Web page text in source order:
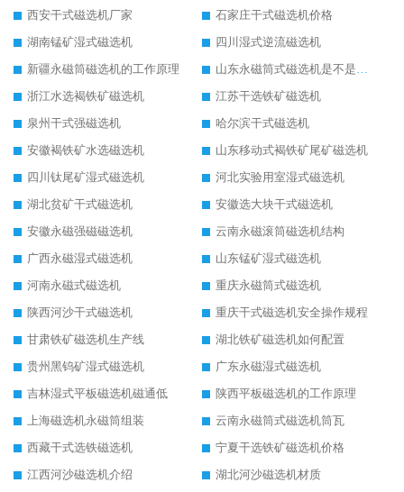
西安干式磁选机厂家
石家庄干式磁选机价格
湖南锰矿湿式磁选机
四川湿式逆流磁选机
新疆永磁筒磁选机的工作原理
山东永磁筒式磁选机是不是强磁
浙江水选褐铁矿磁选机
江苏干选铁矿磁选机
泉州干式强磁选机
哈尔滨干式磁选机
安徽褐铁矿水选磁选机
山东移动式褐铁矿尾矿磁选机
四川钛尾矿湿式磁选机
河北实验用室湿式磁选机
湖北贫矿干式磁选机
安徽选大块干式磁选机
安徽永磁强磁磁选机
云南永磁滚筒磁选机结构
广西永磁湿式磁选机
山东锰矿湿式磁选机
河南永磁式磁选机
重庆永磁筒式磁选机
陕西河沙干式磁选机
重庆干式磁选机安全操作规程
甘肃铁矿磁选机生产线
湖北铁矿磁选机如何配置
贵州黑钨矿湿式磁选机
广东永磁湿式磁选机
吉林湿式平板磁选机磁通低
陕西平板磁选机的工作原理
上海磁选机永磁筒组装
云南永磁筒式磁选机筒瓦
西藏干式选铁磁选机
宁夏干选铁矿磁选机价格
江西河沙磁选机介绍
湖北河沙磁选机材质